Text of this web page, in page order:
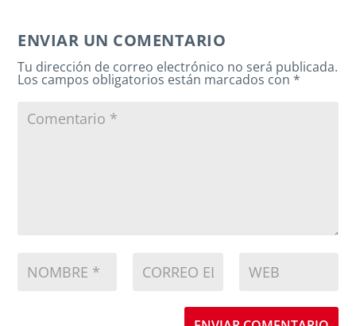
ENVIAR UN COMENTARIO
Tu dirección de correo electrónico no será publicada.
Los campos obligatorios están marcados con*